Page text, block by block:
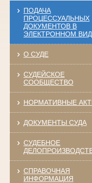
ПОДАЧА
ПРОЦЕССУАЛЬНЫХ
ДОКУМЕНТОВ В
ЭЛЕКТРОННОМ
О СУДЕ
СУДЕЙСКОЕ
СООБЩЕСТВО
НОРМАТИВНЫЕ
ДОКУМЕНТЫ СУДА
СУДЕБНОЕ
СПРАВОЧНАЯ
ИНФОРМАЦИЯ